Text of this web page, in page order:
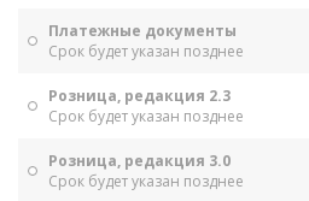
Платежные документы
Срок будет указан позднее
Розница, редакция 2.3
Срок будет указан позднее
Розница, редакция 3.0
Срок будет указан позднее